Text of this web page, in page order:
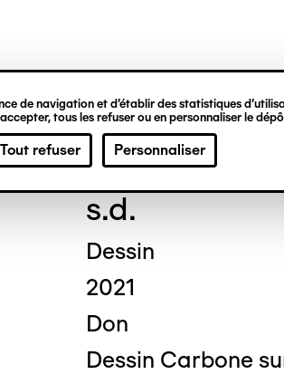
de navigation et d’établir des statistiques
tous les refuser ou en personnaliser le
Tout refuser Personnaliser
s.d.
Dessin
2021
Don
Dessin Carbone